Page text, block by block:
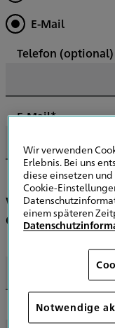
E-Mail
Telefon (optional)
E-Mail*
Wir suchen
dafür brauchen
Name*
Wir verwenden
Erlebnis. Bei uns
diese einsetzen
Cookie-
einem späteren
Notwendige